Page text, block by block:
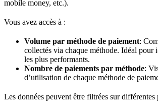
mobile money, etc.).
Vous avez accès à :
Volume par méthode de paiement:
collectés via chaque méthode. Idéal pour
les plus performants.
Nombre de paiements par méthode:
d’utilisation de chaque méthode de
Les données peuvent être filtrées sur différentes